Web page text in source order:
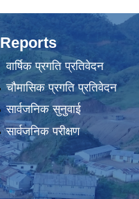
Reports
वार्षिक प्रगति प्रतिवेदन
चौमासिक प्रगति प्रतिवेदन
सार्वजनिक सुनुवाई
सार्वजनिक परीक्षण